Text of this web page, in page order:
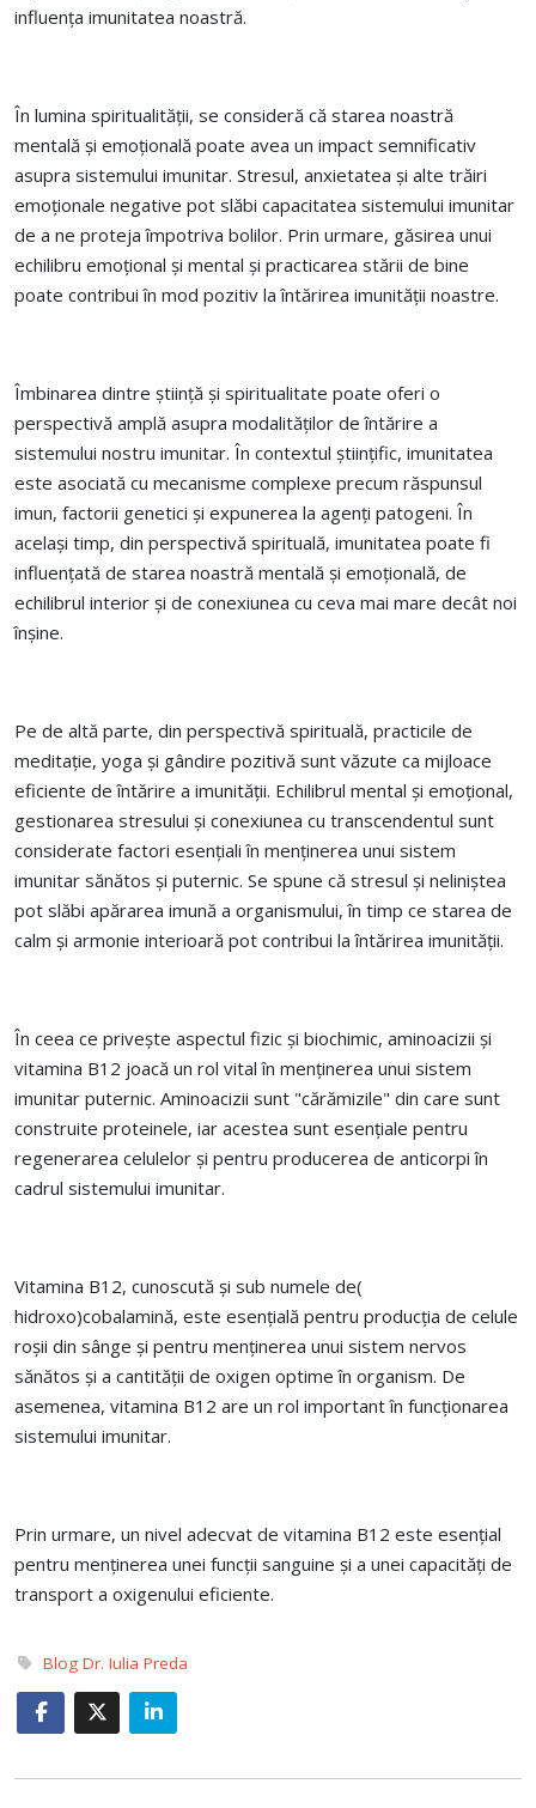
influența imunitatea noastră.
În lumina spiritualității, se consideră că starea noastră
mentală și emoțională poate avea un impact semnificativ
asupra sistemului imunitar. Stresul, anxietatea și alte trăiri
emoționale negative pot slăbi capacitatea sistemului imunitar
de a ne proteja împotriva bolilor. Prin urmare, găsirea unui
echilibru emoțional și mental și practicarea stării de bine
poate contribui în mod pozitiv la întărirea imunității noastre.
Îmbinarea dintre știință și spiritualitate poate oferi o
perspectivă amplă asupra modalităților de întărire a
sistemului nostru imunitar. În contextul științific, imunitatea
este asociată cu mecanisme complexe precum răspunsul
imun, factorii genetici și expunerea la agenți patogeni. În
același timp, din perspectivă spirituală, imunitatea poate fi
influențată de starea noastră mentală și emoțională, de
echilibrul interior și de conexiunea cu ceva mai mare decât noi
înșine.
Pe de altă parte, din perspectivă spirituală, practicile de
meditație, yoga și gândire pozitivă sunt văzute ca mijloace
eficiente de întărire a imunității. Echilibrul mental și emoțional,
gestionarea stresului și conexiunea cu transcendentul sunt
considerate factori esențiali în menținerea unui sistem
imunitar sănătos și puternic. Se spune că stresul și neliniștea
pot slăbi apărarea imună a organismului, în timp ce starea de
calm și armonie interioară pot contribui la întărirea imunității.
În ceea ce privește aspectul fizic și biochimic, aminoacizii și
vitamina B12 joacă un rol vital în menținerea unui sistem
imunitar puternic. Aminoacizii sunt "cărămizile" din care sunt
construite proteinele, iar acestea sunt esențiale pentru
regenerarea celulelor și pentru producerea de anticorpi în
cadrul sistemului imunitar.
Vitamina B12, cunoscută și sub numele de(
hidroxo)cobalamină, este esențială pentru producția de celule
roșii din sânge și pentru menținerea unui sistem nervos
sănătos și a cantității de oxigen optime în organism. De
asemenea, vitamina B12 are un rol important în funcționarea
sistemului imunitar.
Prin urmare, un nivel adecvat de vitamina B12 este esențial
pentru menținerea unei funcții sanguine și a unei capacități de
transport a oxigenului eficiente.
Blog Dr. Iulia Preda